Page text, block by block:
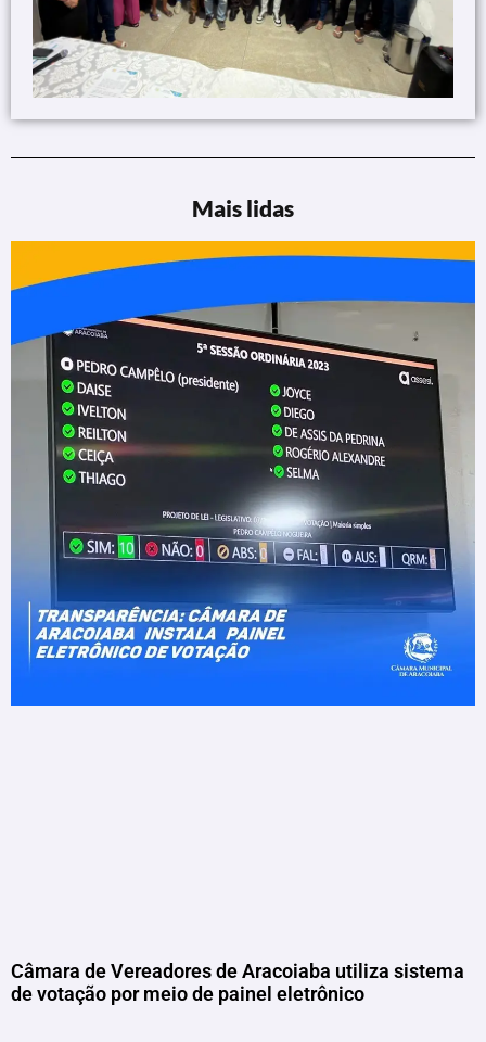
Mais lidas
Câmara de Vereadores de Aracoiaba utiliza sistema
de votação por meio de painel eletrônico